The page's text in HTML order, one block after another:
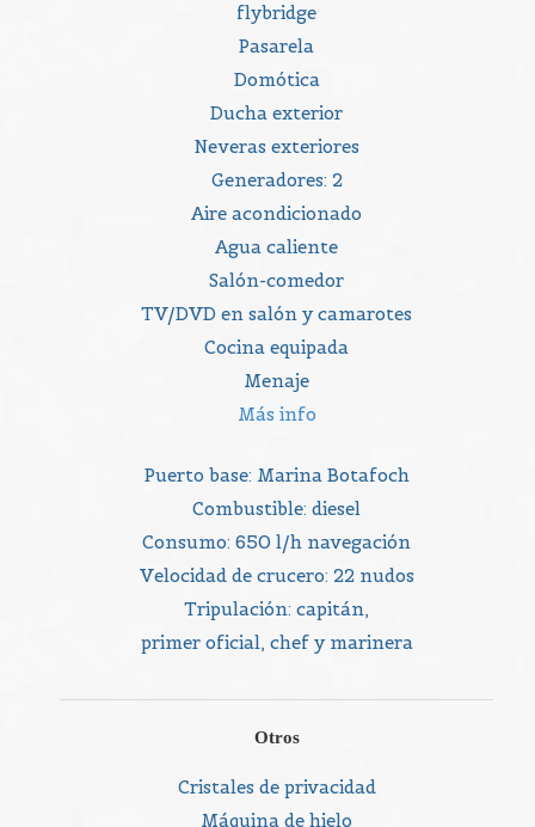
flybridge
Pasarela
Domótica
Ducha exterior
Neveras exteriores
Generadores: 2
Aire acondicionado
Agua caliente
Salón-comedor
TV/DVD en salón y camarotes
Cocina equipada
Menaje
Más info
Puerto base: Marina Botafoch
Combustible: diesel
Consumo: 650 l/h navegación
Velocidad de crucero: 22 nudos
Tripulación: capitán,
primer oficial, chef y marinera
Otros
Cristales de privacidad
Máquina de hielo